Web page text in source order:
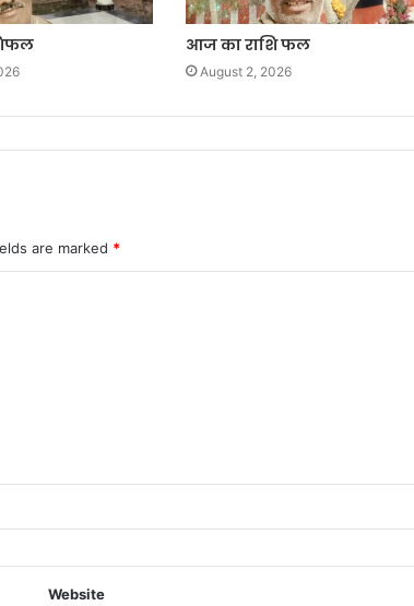
आज का राशि फल
August 2, 2026
are marked *
Website